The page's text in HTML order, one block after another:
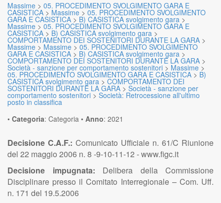
Massime > 05. PROCEDIMENTO SVOLGIMENTO GARA E
CASISTICA > Massime > 05. PROCEDIMENTO SVOLGIMENTO
GARA E CASISTICA > B) CASISTICA svolgimento gara >
Massime > 05. PROCEDIMENTO SVOLGIMENTO GARA E
CASISTICA > B) CASISTICA svolgimento gara >
COMPORTAMENTO DEI SOSTENITORI DURANTE LA GARA >
Massime > Massime > 05. PROCEDIMENTO SVOLGIMENTO
GARA E CASISTICA > B) CASISTICA svolgimento gara >
COMPORTAMENTO DEI SOSTENITORI DURANTE LA GARA >
Società - sanzione per comportamento sostenitori > Massime >
05. PROCEDIMENTO SVOLGIMENTO GARA E CASISTICA > B)
CASISTICA svolgimento gara > COMPORTAMENTO DEI
SOSTENITORI DURANTE LA GARA > Società - sanzione per
comportamento sostenitori > Società: Retrocessione all'ultimo
posto in classifica
• Categoria: Categoria • Anno: 2021
Decisione C.A.F.: Comunicato Ufficiale n. 61/C Riunione
del 22 maggio 2006 n. 8 -9-10-11-12 - www.figc.it
Decisione impugnata: Delibera della Commissione
Disciplinare presso il Comitato Interregionale – Com. Uff.
n. 171 del 19.5.2006